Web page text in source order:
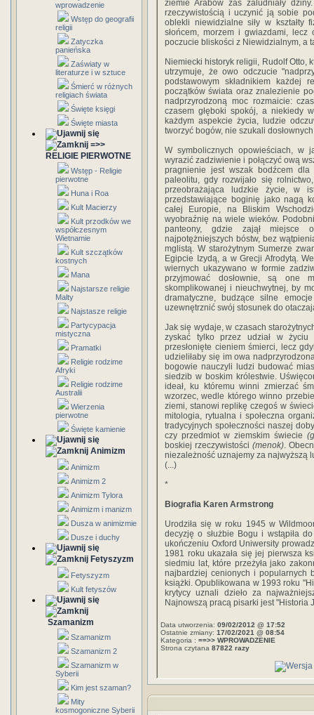
wprowadzenie
Wstęp do geografii
religii
Zatyczka
panieńska
Zaświaty w
literaturze i w sztuce
Śmierć w różnych
religiach świata
Święte księgi
Święte miasta
=>>
RELIGIE PIERWOTNE
Wstęp - Religie
pierwotne
Huna i Roa
Kult Macierzy
Kult przodków we
współczesnym
Wietnamie
Kult szczątków
kostnych
Mana
Najstarsze religie
Malty
Najstasze religie
Partycypacja
mistyczna
Pramatki
Religie rodzime
Afryki
Religie rodzime
Australii
Wierzenia
pierwotne
Święte kamienie
Animizm
Animizm
Animizm 2
Animizm Tylora
Animizm i manizm
Dusza w animizmie
Dusze i duchy
Fetyszyzm
Fetyszyzm
Kult fetyszów
Szamanizm
Szamanizm
Szamanizm 2
Szamanizm w
Syberii
Kim jest szaman?
Mity
kosmogoniczne Syberii
ziemie Arabów zaś zaludniały
rzeczywistością i uczynić ją sobie
oblekli niewidzialne siły w kształty
słońcem, morzem i gwiazdami,
poczucie bliskości z Niewidzialnym, a
Niemiecki historyk religii, Rudolf Otto,
utrzymuje, że owo odczucie
podstawowym składnikiem każdej
początków świata oraz znalezienie
nadprzyrodzoną moc rozmaicie:
czasem głęboki spokój, a niekiedy
każdym aspekcie życia, ludzie
tworzyć bogów, nie szukali
W symbolicznych opowieściach, w
wyrazić zadziwienie i połączyć ową
pragnienie jest wszak bodźcem
paleolitu, gdy rozwijało się
przeobrażająca ludzkie życie, w
przedstawiające boginię jako nagą
całej Europie, na Bliskim
wyobraźnię na wiele wieków.
panteony, gdzie zajął miejsce
najpotężniejszych bóstw, bez
mglistą. W starożytnym Sumerze
Egipcie Izydą, a w Grecji Afrodytą.
wiernych ukazywano w formie
przyjmować dosłownie, są one
skomplikowanej i nieuchwytnej, by
dramatyczne, budzące silne
uzewnętrznić swój stosunek do
Jak się wydaje, w czasach
zyskać tylko przez udział w życiu
przesłonięte cieniem śmierci, lecz
udzieliłaby się im owa
bogowie nauczyli ludzi budować
siedzib w boskim królestwie.
ideał, ku któremu winni zmierzać
wzorzec, wedle którego winno
ziemi, stanowi replikę czegoś w
mitologia, rytualna i społeczna
tradycyjnych społeczności naszej
czy przedmiot w ziemskim świecie
boskiej rzeczywistości(menok).
niezależność uznajemy za najwyższą
(...)
*
Biografia Karen Armstrong
Urodziła się w roku 1945 w
decyzję o służbie Bogu i wstąpiła
ukończeniu Oxford Uniwersity
1981 roku ukazała się jej pierwsza
siedmiu lat, które przeżyła jako
najbardziej cenionych i popularnych
książki. Opublikowana w 1993 roku
krytycy uznali dzieło za
Najnowszą pracą pisarki jest "Historia
Data utworzenia: 09/02/2012 @ 17:52
Ostatnie zmiany: 17/02/2021 @ 08:54
Kategoria : ==>> WPROWADZENIE
Strona czytana 87822 razy